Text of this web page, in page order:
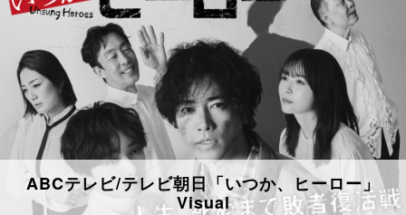
ABCテレビ/テレビ朝日「いつか、ヒーロー」
Visual